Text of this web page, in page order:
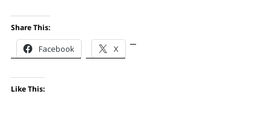
Share This:
Facebook X
Like This: